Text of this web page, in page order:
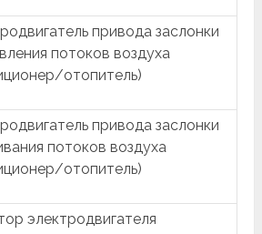
привода заслонки
потоков воздуха
отопитель)
привода заслонки
потоков воздуха
отопитель)
электродвигателя